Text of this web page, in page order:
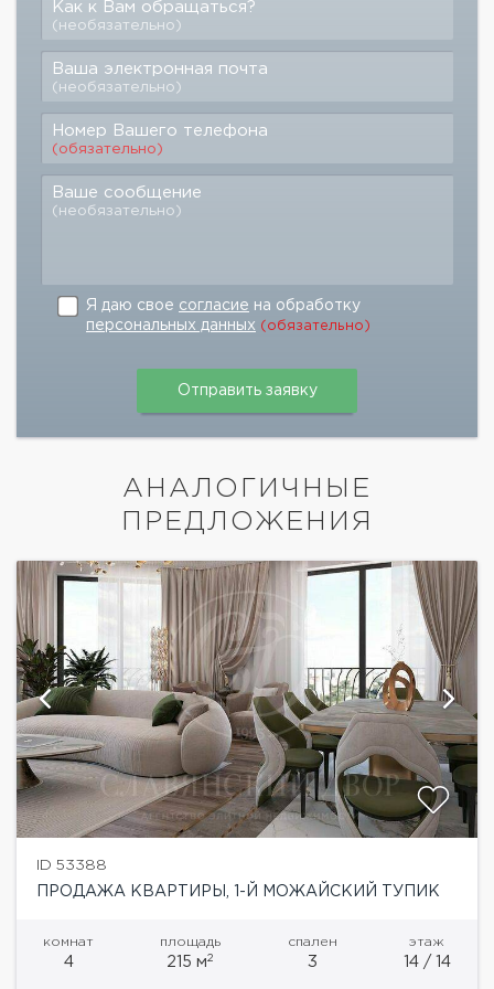
Как к Вам обращаться?
(необязательно)
Ваша электронная почта
(необязательно)
Номер Вашего телефона
(обязательно)
Ваше сообщение
(необязательно)
Я даю свое согласие на обработку
персональных данных (обязательно)
АНАЛОГИЧНЫЕ
ПРЕДЛОЖЕНИЯ
ID 53388
ПРОДАЖА КВАРТИРЫ, 1-Й МОЖАЙСКИЙ ТУПИК
комнат
4
площадь
215 м2
спален
3
этаж
14 / 14